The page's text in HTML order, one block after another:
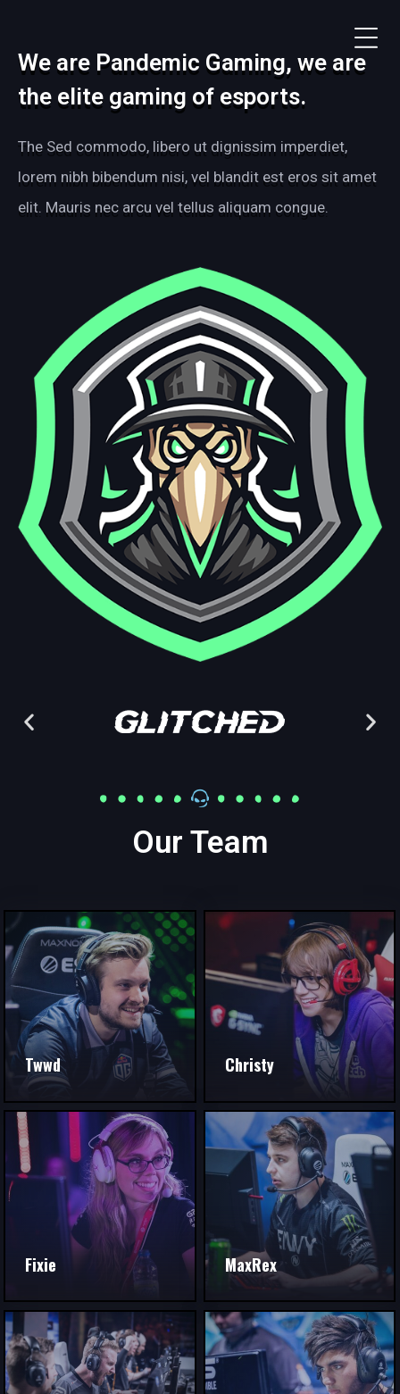
We are Pandemic Gaming, we are
the elite gaming of esports.
The Sed commodo, libero ut dignissim imperdiet,
lorem nibh bibendum nisi, vel blandit est eros sit amet
elit. Mauris nec arcu vel tellus aliquam congue.
Our Team
Twwd Christy
Fixie MaxRex